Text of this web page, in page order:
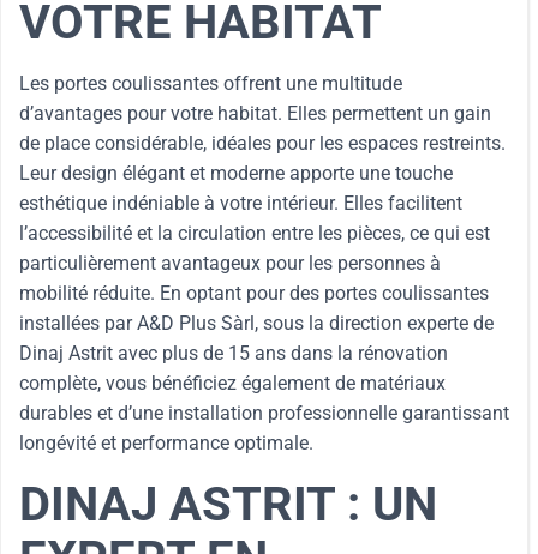
VOTRE HABITAT
Les portes coulissantes offrent une multitude
d’avantages pour votre habitat. Elles permettent un gain
de place considérable, idéales pour les espaces restreints.
Leur design élégant et moderne apporte une touche
esthétique indéniable à votre intérieur. Elles facilitent
l’accessibilité et la circulation entre les pièces, ce qui est
particulièrement avantageux pour les personnes à
mobilité réduite. En optant pour des portes coulissantes
installées par A&D Plus Sàrl, sous la direction experte de
Dinaj Astrit avec plus de 15 ans dans la rénovation
complète, vous bénéficiez également de matériaux
durables et d’une installation professionnelle garantissant
longévité et performance optimale.
DINAJ ASTRIT : UN